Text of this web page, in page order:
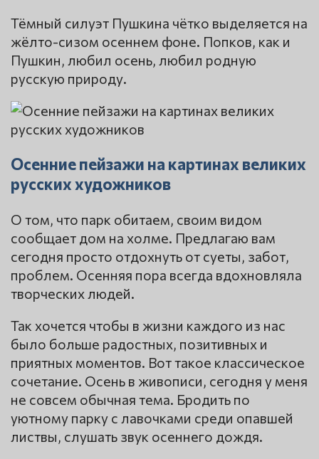
Тёмный силуэт Пушкина чётко выделяется на
жёлто-сизом осеннем фоне. Попков, как и
Пушкин, любил осень, любил родную
русскую природу.
Осенние пейзажи на картинах великих
русских художников
О том, что парк обитаем, своим видом
сообщает дом на холме. Предлагаю вам
сегодня просто отдохнуть от суеты, забот,
проблем. Осенняя пора всегда вдохновляла
творческих людей.
Так хочется чтобы в жизни каждого из нас
было больше радостных, позитивных и
приятных моментов. Вот такое классическое
сочетание. Осень в живописи, сегодня у меня
не совсем обычная тема. Бродить по
уютному парку с лавочками среди опавшей
листвы, слушать звук осеннего дождя.